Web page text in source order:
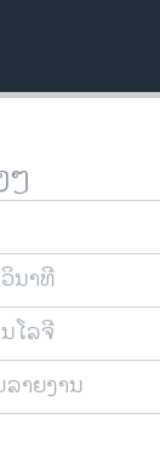
ໆ
ນາທີ
ໂລຈີ
າຍງານ